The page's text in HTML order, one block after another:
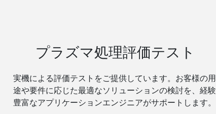
プラズマ処理評価テスト
実機による評価テストをご提供しています。お客様の用
途や要件に応じた最適なソリューションの検討を、経験
豊富なアプリケーションエンジニアがサポートします。